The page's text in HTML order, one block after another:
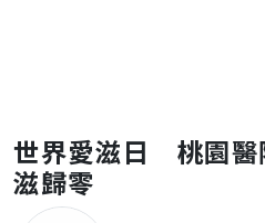
世界愛滋日 桃園醫
滋歸零